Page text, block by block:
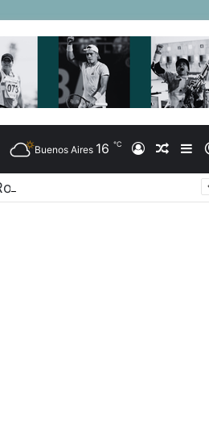
Iniciar
Buenos Aires 16 ℃